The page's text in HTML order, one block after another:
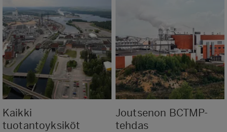
Kaikki
tuotantoyksiköt
Joutsenon BCTMP-
tehdas